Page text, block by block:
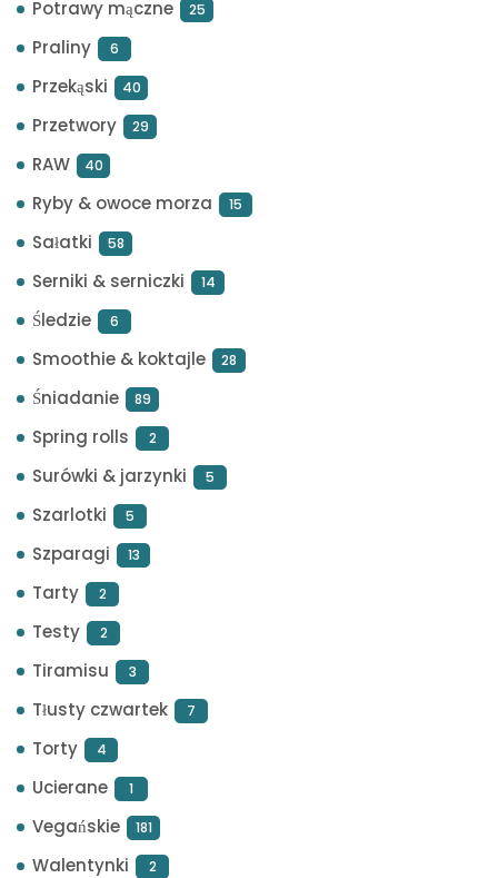
Potrawy mączne 25
Praliny 6
Przekąski 40
Przetwory 29
RAW 40
Ryby & owoce morza 15
Sałatki 58
Serniki & serniczki 14
Śledzie 6
Smoothie & koktajle 28
Śniadanie 89
Spring rolls 2
Surówki & jarzynki 5
Szarlotki 5
Szparagi 13
Tarty 2
Testy 2
Tiramisu 3
Tłusty czwartek 7
Torty 4
Ucierane 1
Vegańskie 181
Walentynki 2